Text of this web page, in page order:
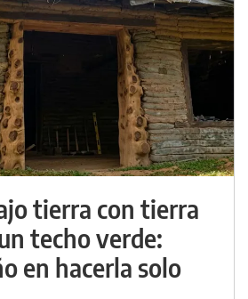
tierra con tierra
techo verde:
en hacerla solo